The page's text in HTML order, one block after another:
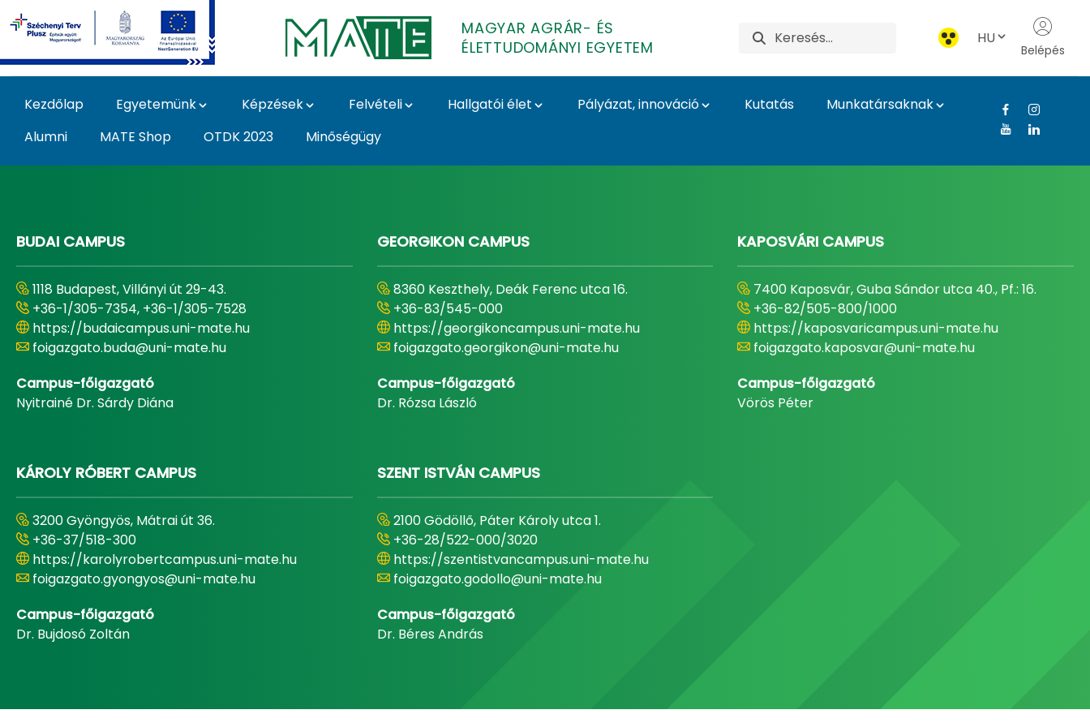
Ugrás a fő tartalomhoz
MAGYAR AGRÁR- ÉS
ÉLETTUDOMÁNYI EGYETEM
HU
Belépés
Kezdőlap Egyetemünk Képzések Felvételi Hallgatói élet Pályázat, innováció Kutatás
Munkatársaknak
Alumni
MATE Shop OTDK 2023 Minőségügy
BUDAI CAMPUS
1118 Budapest, Villányi út 29-43.
+36-1/305-7354, +36-1/305-7528
https://budaicampus.uni-mate.hu
foigazgato.buda@uni-mate.hu
Campus-főigazgató
Nyitrainé Dr. Sárdy Diána
GEORGIKON CAMPUS
8360 Keszthely, Deák Ferenc utca 16.
+36-83/545-000
https://georgikoncampus.uni-mate.hu
foigazgato.georgikon@uni-mate.hu
Campus-főigazgató
Dr. Rózsa László
KAPOSVÁRI CAMPUS
7400 Kaposvár, Guba Sándor utca 40., Pf.: 16.
+36-82/505-800/1000
https://kaposvaricampus.uni-mate.hu
foigazgato.kaposvar@uni-mate.hu
Campus-főigazgató
Vörös Péter
KÁROLY RÓBERT CAMPUS
3200 Gyöngyös, Mátrai út 36.
+36-37/518-300
https://karolyrobertcampus.uni-mate.hu
foigazgato.gyongyos@uni-mate.hu
Campus-főigazgató
Dr. Bujdosó Zoltán
SZENT ISTVÁN CAMPUS
2100 Gödöllő, Páter Károly utca 1.
+36-28/522-000/3020
https://szentistvancampus.uni-mate.hu
foigazgato.godollo@uni-mate.hu
Campus-főigazgató
Dr. Béres András